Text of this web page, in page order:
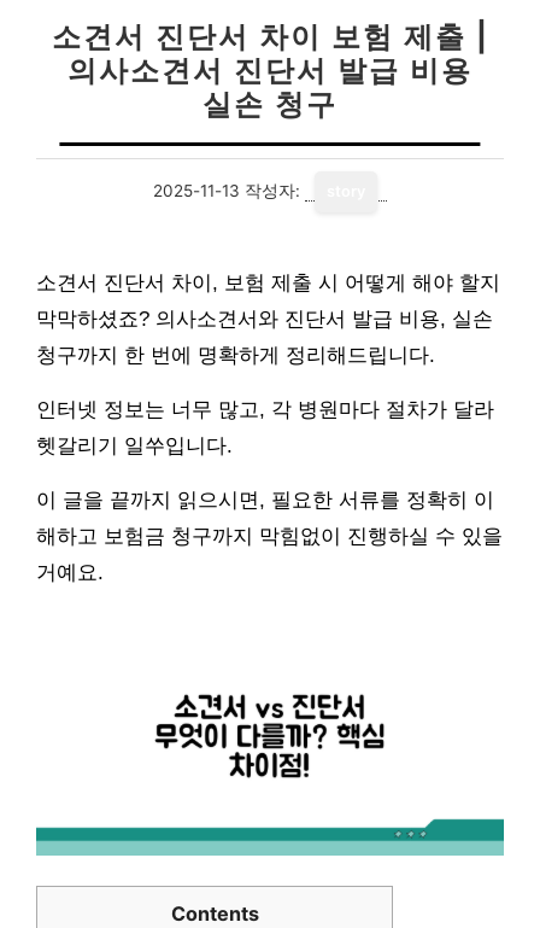
소견서 진단서 차이 보험 제출 |
의사소견서 진단서 발급 비용
실손 청구
2025-11-13 작성자:
소견서 진단서 차이, 보험 제출 시 어떻게 해야 할지
막막하셨죠? 의사소견서와 진단서 발급 비용, 실손
청구까지 한 번에 명확하게 정리해드립니다.
인터넷 정보는 너무 많고, 각 병원마다 절차가 달라
헷갈리기 일쑤입니다.
이 글을 끝까지 읽으시면, 필요한 서류를 정확히 이
해하고 보험금 청구까지 막힘없이 진행하실 수 있을
거예요.
Contents